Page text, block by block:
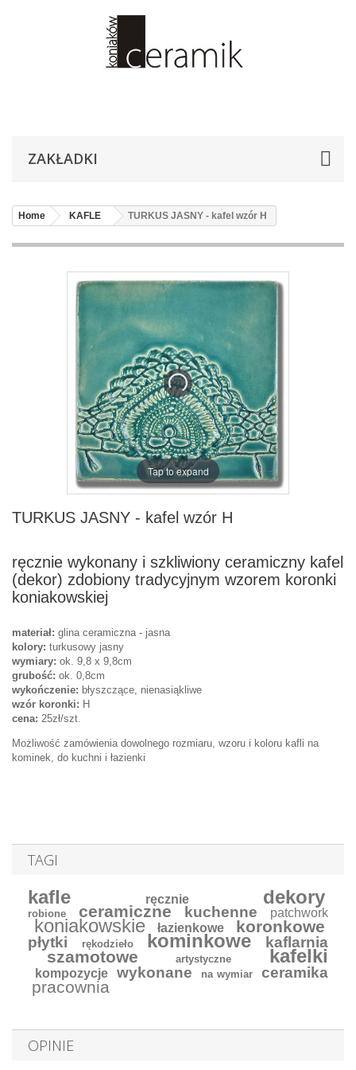
ZAKŁADKI
Home KAFLE TURKUS JASNY - kafel wzór H
Tap to expand
TURKUS JASNY - kafel wzór H
ręcznie wykonany i szkliwiony ceramiczny kafel
(dekor) zdobiony tradycyjnym wzorem koronki
koniakowskiej
materiał: glina ceramiczna - jasna
kolory: turkusowy jasny
wymiary: ok. 9,8 x 9,8cm
grubość: ok. 0,8cm
wykończenie: błyszczące, nienasiąkliwe
wzór koronki: H
cena: 25zł/szt.
Możliwość zamówienia dowolnego rozmiaru, wzoru i koloru kafli na
kominek, do kuchni i łazienki
TAGI
kafle ręcznie dekory
robione ceramiczne kuchenne patchwork
koniakowskie łazienkowe koronkowe
płytki rękodzieło kominkowe kaflarnia
szamotowe artystyczne kafelki
kompozycje wykonane na wymiar ceramika
pracownia
OPINIE